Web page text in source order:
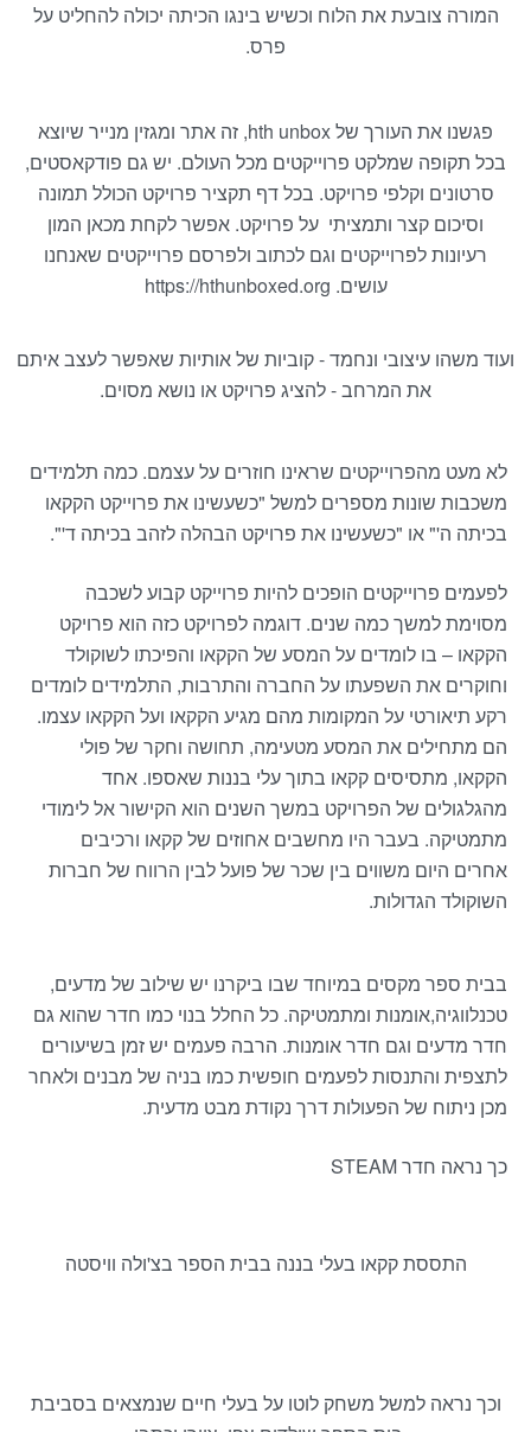
המורה צובעת את הלוח וכשיש בינגו הכיתה יכולה להחליט על
פרס.
פגשנו את העורך של hth unbox, זה אתר ומגזין מנייר שיוצא
בכל תקופה שמלקט פרוייקטים מכל העולם. יש גם פודקאסטים,
סרטונים וקלפי פרויקט. בכל דף תקציר פרויקט הכולל תמונה
וסיכום קצר ותמציתי על פרויקט. אפשר לקחת מכאן המון
רעיונות לפרוייקטים וגם לכתוב ולפרסם פרוייקטים שאנחנו
עושים. https://hthunboxed.org
ועוד משהו עיצובי ונחמד - קוביות של אותיות שאפשר לעצב איתם
את המרחב - להציג פרויקט או נושא מסוים.
לא מעט מהפרוייקטים שראינו חוזרים על עצמם. כמה תלמידים
משכבות שונות מספרים למשל "כשעשינו את פרוייקט הקקאו
בכיתה ה'" או "כשעשינו את פרויקט הבהלה לזהב בכיתה ד'".
לפעמים פרוייקטים הופכים להיות פרוייקט קבוע לשכבה
מסוימת למשך כמה שנים. דוגמה לפרויקט כזה הוא פרויקט
הקקאו – בו לומדים על המסע של הקקאו והפיכתו לשוקולד
וחוקרים את השפעתו על החברה והתרבות, התלמידים לומדים
רקע תיאורטי על המקומות מהם מגיע הקקאו ועל הקקאו עצמו.
הם מתחילים את המסע מטעימה, תחושה וחקר של פולי
הקקאו, מתסיסים קקאו בתוך עלי בננות שאספו. אחד
מהגלגולים של הפרויקט במשך השנים הוא הקישור אל לימודי
מתמטיקה. בעבר היו מחשבים אחוזים של קקאו ורכיבים
אחרים היום משווים בין שכר של פועל לבין הרווח של חברות
השוקולד הגדולות.
בבית ספר מקסים במיוחד שבו ביקרנו יש שילוב של מדעים,
טכנלווגיה,אומנות ומתמטיקה. כל החלל בנוי כמו חדר שהוא גם
חדר מדעים וגם חדר אומנות. הרבה פעמים יש זמן בשיעורים
לתצפית והתנסות לפעמים חופשית כמו בניה של מבנים ולאחר
מכן ניתוח של הפעולות דרך נקודת מבט מדעית.
כך נראה חדר STEAM
התססת קקאו בעלי בננה בבית הספר בצ'ולה וויסטה
וכך נראה למשל משחק לוטו על בעלי חיים שנמצאים בסביבת